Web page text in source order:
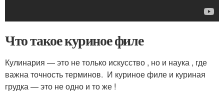
Что такое куриное филе
Кулинария — это не только искусство , но и наука , где
важна точность терминов. ‍ И куриное филе и куриная
грудка — это не одно и то же !